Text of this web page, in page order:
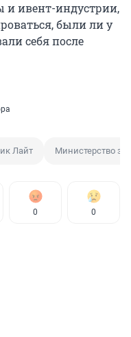
и ивент-индустрии,
были ли у
себя после
Лайт Министерство
0 0